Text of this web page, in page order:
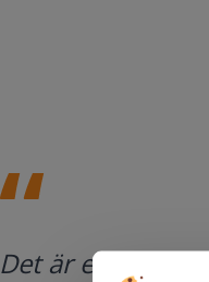
Det är ett